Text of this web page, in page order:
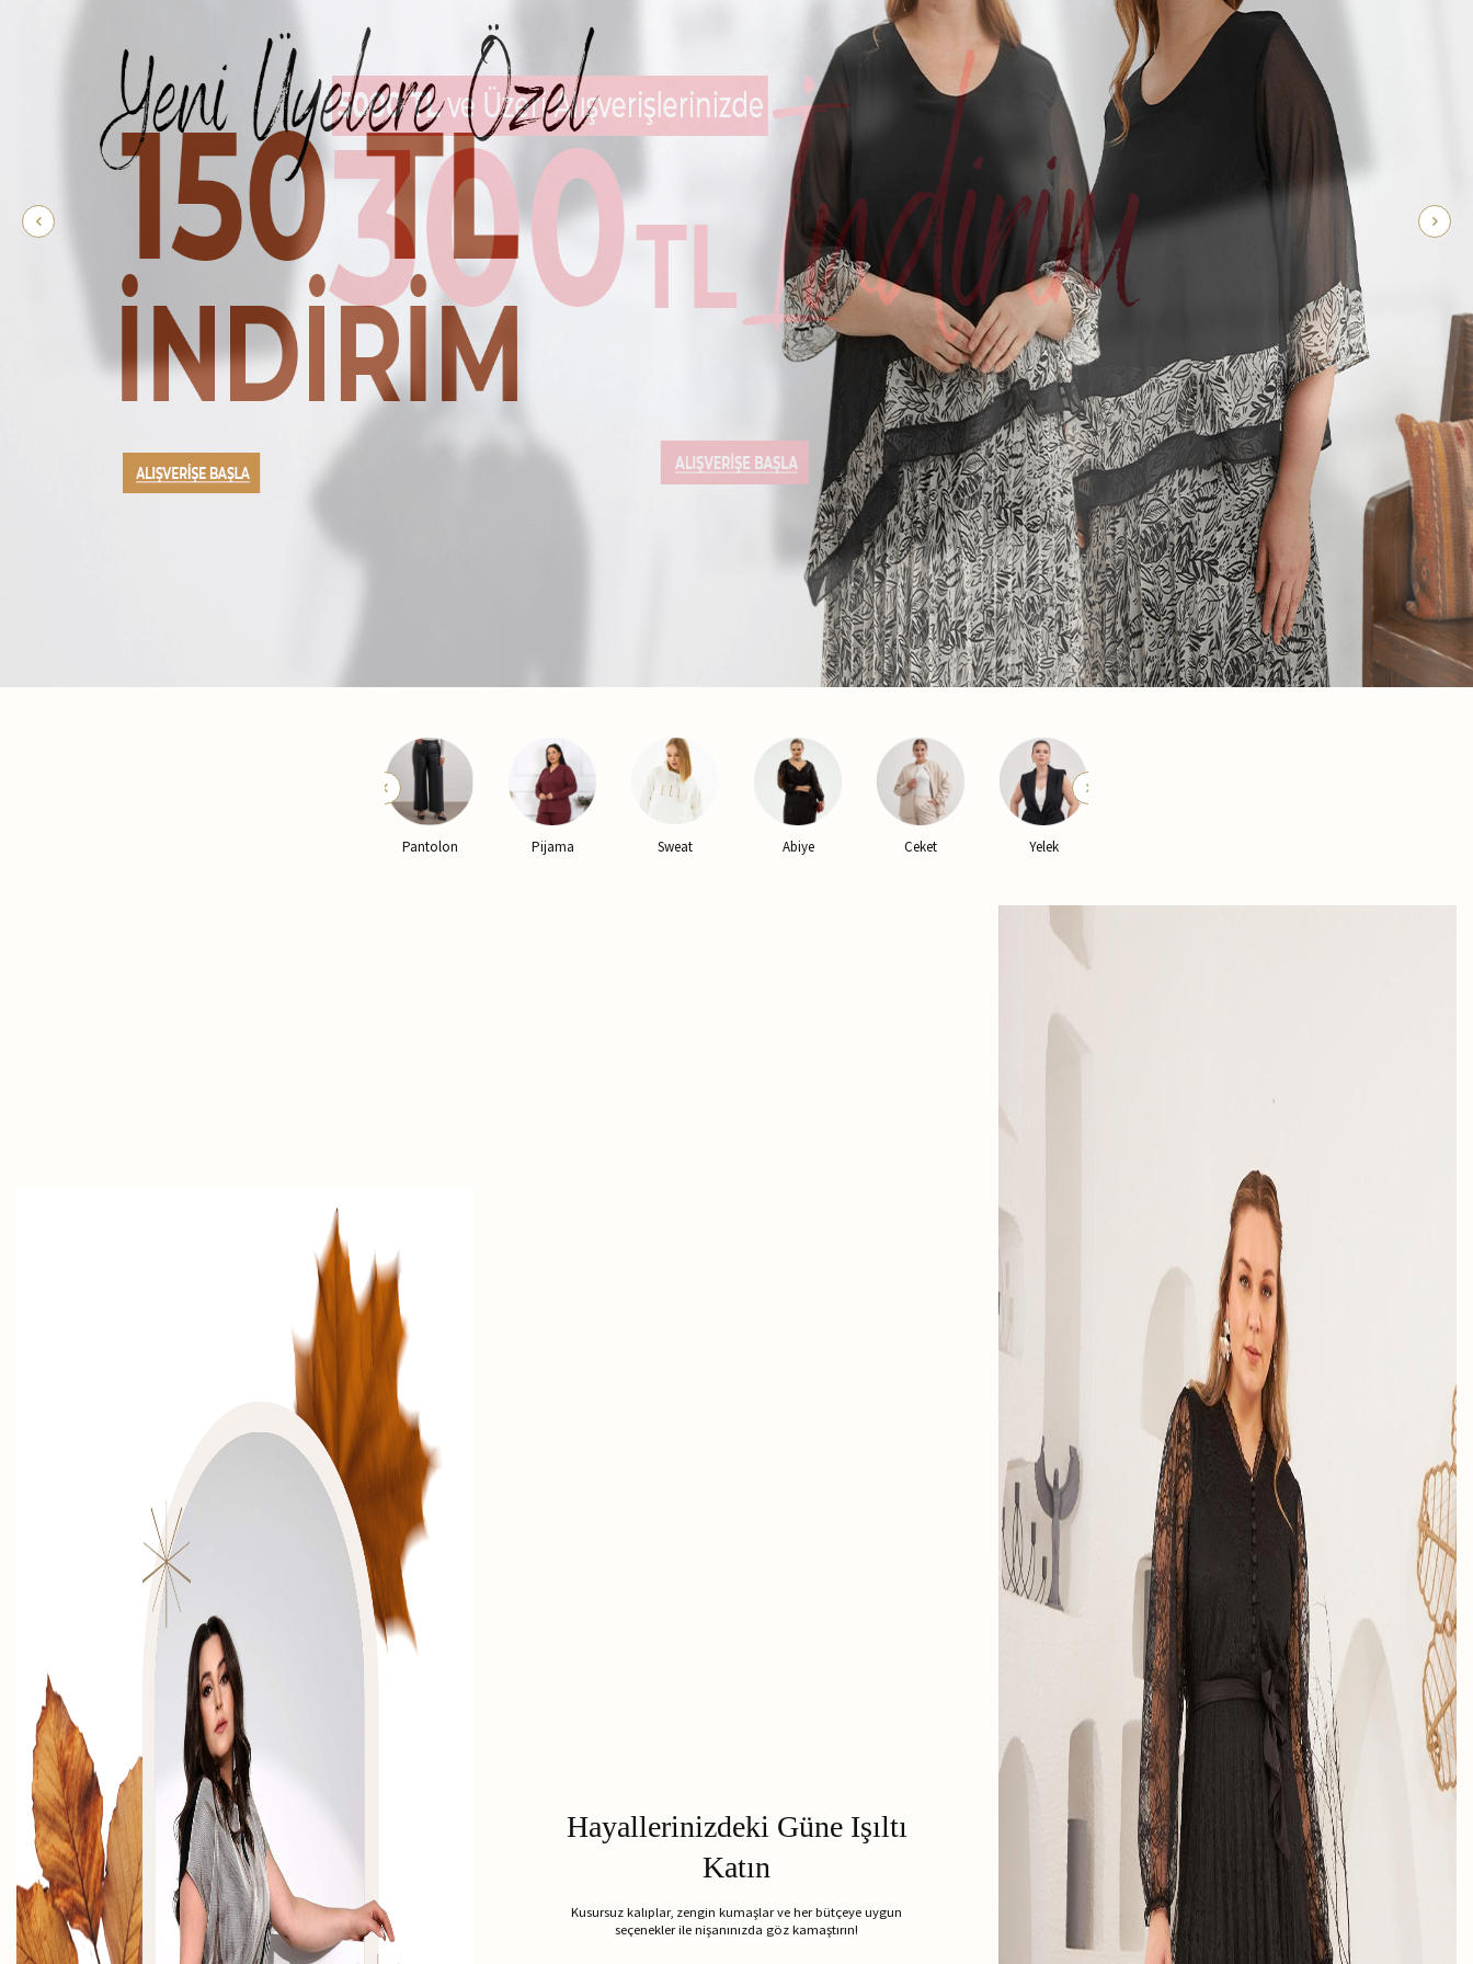
Pijama Sweat Abiye Ceket Yelek Kaban
Hayallerinizdeki Güne Işıltı
Katın
Kusursuz kalıplar, zengin kumaşlar ve her bütçeye uygun
seçenekler ile nişanınızda göz kamaştırın!